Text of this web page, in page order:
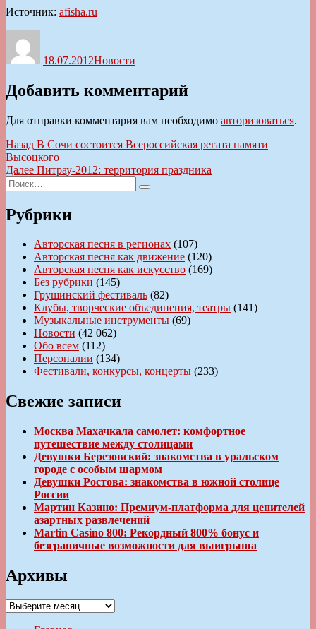
Источник: afisha.ru
18.07.2012Новости
Добавить комментарий
Для отправки комментария вам необходимо авторизоваться.
Навигация
по
записям
Назад Предыдущая
запись:
В Сочи состоится Всероссийская регата памяти
Высоцкого
Далее Следующая
Питрау-2012: территория праздника
Искать:
Поиск
Рубрики
Авторская песня в регионах (107)
Авторская песня как движение (120)
Авторская песня как искусство (169)
Без рубрики (145)
Грушинский фестиваль (82)
Клубы, творческие объединения, театры (141)
Музыкальные инструменты (69)
Новости (42 062)
Обо всем (112)
Персоналии (134)
Фестивали, конкурсы, концерты (233)
Свежие записи
Москва Махачкала самолет: комфортное
путешествие между столицами
Девушки Березовский: знакомства в уральском
городе с особым шармом
Девушки Ростова: знакомства в южной столице
России
Мартин Казино: Премиум-платформа для ценителей
азартных развлечений
Martin Casino 800: Рекордный 800% бонус и
безграничные возможности для выигрыша
Архивы
Архивы